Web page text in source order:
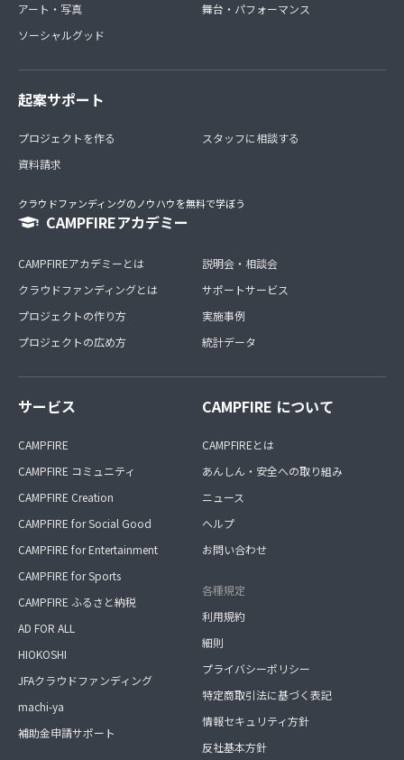
アート・写真
ソーシャルグッド
舞台・パフォーマンス
起案サポート
プロジェクトを作る
資料請求
スタッフに相談する
クラウドファンディングのノウハウを無料で学ぼう
CAMPFIREアカデミー
CAMPFIREアカデミーとは
クラウドファンディングとは
プロジェクトの作り方
プロジェクトの広め方
説明会・相談会
サポートサービス
実施事例
統計データ
サービス
CAMPFIRE
CAMPFIRE コミュニティ
CAMPFIRE Creation
CAMPFIRE for Social Good
CAMPFIRE for Entertainment
CAMPFIRE for Sports
CAMPFIRE ふるさと納税
AD FOR ALL
HIOKOSHI
JFAクラウドファンディング
machi-ya
補助金申請サポート
CAMPFIRE について
CAMPFIREとは
あんしん・安全への取り組み
ニュース
ヘルプ
お問い合わせ
各種規定
利用規約
細則
プライバシーポリシー
特定商取引法に基づく表記
情報セキュリティ方針
反社基本方針